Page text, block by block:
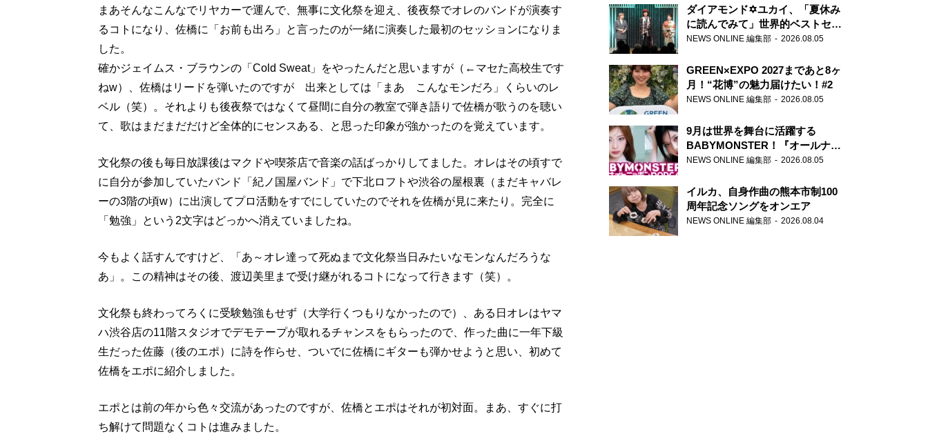
まあそんなこんなでリヤカーで運んで、無事に文化祭を迎え、後夜祭でオレのバンドが演奏す
るコトになり、佐橋に「お前も出ろ」と言ったのが一緒に演奏した最初のセッションになりま
した。
確かジェイムス・ブラウンの「Cold Sweat」をやったんだと思いますが（←マセた高校生です
ねw）、佐橋はリードを弾いたのですが 出来としては「まあ こんなモンだろ」くらいのレ
ベル（笑）。それよりも後夜祭ではなくて昼間に自分の教室で弾き語りで佐橋が歌うのを聴い
て、歌はまだまだだけど全体的にセンスある、と思った印象が強かったのを覚えています。
文化祭の後も毎日放課後はマクドや喫茶店で音楽の話ばっかりしてました。オレはその頃すで
に自分が参加していたバンド「紀ノ国屋バンド」で下北ロフトや渋谷の屋根裏（まだキャバレ
ーの3階の頃w）に出演してプロ活動をすでにしていたのでそれを佐橋が見に来たり。完全に
「勉強」という2文字はどっかへ消えていましたね。
今もよく話すんですけど、「あ～オレ達って死ぬまで文化祭当日みたいなモンなんだろうな
あ」。この精神はその後、渡辺美里まで受け継がれるコトになって行きます（笑）。
文化祭も終わってろくに受験勉強もせず（大学行くつもりなかったので）、ある日オレはヤマ
ハ渋谷店の11階スタジオでデモテープが取れるチャンスをもらったので、作った曲に一年下級
生だった佐藤（後のエポ）に詩を作らせ、ついでに佐橋にギターも弾かせようと思い、初めて
佐橋をエポに紹介しました。
エポとは前の年から色々交流があったのですが、佐橋とエポはそれが初対面。まあ、すぐに打
ち解けて問題なくコトは進みました。
ダイアモンド✡ユカイ、「夏休み
に読んでみて」世界的ベストセラ
ー『アナスタシア』を紹介
NEWS ONLINE 編集部 2026.08.05
GREEN×EXPO 2027まであと8ヶ
月！“花博”の魅力届けたい！#2
NEWS ONLINE 編集部 2026.08.05
9月は世界を舞台に活躍する
BABYMONSTER！『オールナイ
トニッポンPODCAST』月替わり
NEWS ONLINE 編集部 2026.08.05
イルカ、自身作曲の熊本市制100
周年記念ソングをオンエア
NEWS ONLINE 編集部 2026.08.04